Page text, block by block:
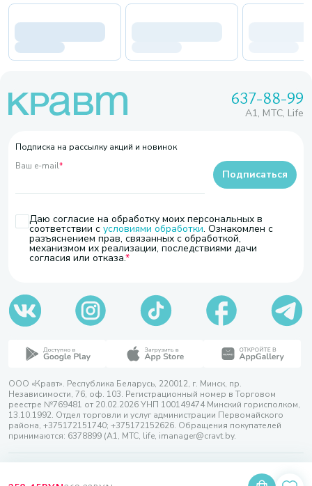
637-88-99
A1, МТС, Life
Подписка на рассылку акций и новинок
Ваш e-mail*
Даю согласие на обработку моих персональных в
соответствии с условиями обработки. Ознакомлен с
разъяснением прав, связанных с обработкой,
механизмом их реализации, последствиями дачи
согласия или отказа.
Подписаться
ООО «Кравт». Республика Беларусь, 220012, г. Минск, пр.
Независимости, 76, оф. 103. Регистрационный номер в Торговом
реестре №769481 от 20.02.2026 УНП 100149474 Минский горисполком,
13.10.1992. Отдел торговли и услуг администрации Первомайского
района, +375172151740; +375172152626. Обращения покупателей
принимаются: 6378899 (А1, МТС, life, imanager@cravt.by.
Разработка сайта — SLAM